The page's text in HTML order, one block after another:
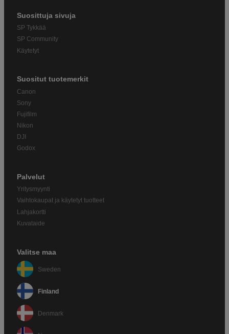
Suosittuja sivuja
SP Tykkää
SP Community
Käytetyt
Suositut tuotemerkit
Canon
Sony
Fujifilm
Nikon
DJI
Godox
Palvelut
Yritysmyynti
Vaihtokaupat ja käytetyt tuotteet
Lahjakortti
Kuvataide
Valitse maa
Sweden
Finland
Denmark